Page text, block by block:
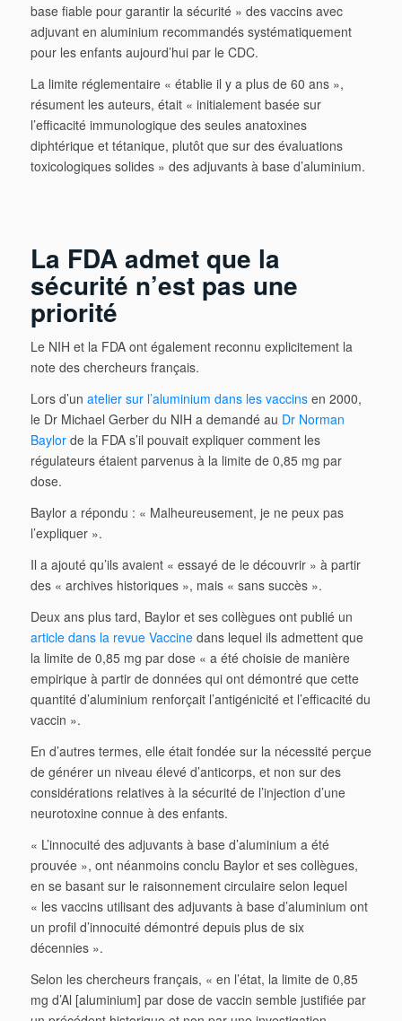
base fiable pour garantir la sécurité » des vaccins avec
adjuvant en aluminium recommandés systématiquement
pour les enfants aujourd’hui par le CDC.
La limite réglementaire « établie il y a plus de 60 ans »,
résument les auteurs, était « initialement basée sur
l’efficacité immunologique des seules anatoxines
diphtérique et tétanique, plutôt que sur des évaluations
toxicologiques solides » des adjuvants à base d’aluminium.
La FDA admet que la
sécurité n’est pas une
priorité
Le NIH et la FDA ont également reconnu explicitement la
note des chercheurs français.
Lors d’un atelier sur l’aluminium dans les vaccinsen 2000,
le Dr Michael Gerber du NIH a demandé au Dr Norman
Baylorde la FDA s’il pouvait expliquer comment les
régulateurs étaient parvenus à la limite de 0,85 mg par
dose.
Baylor a répondu : « Malheureusement, je ne peux pas
l’expliquer ».
Il a ajouté qu’ils avaient « essayé de le découvrir » à partir
des « archives historiques », mais « sans succès ».
Deux ans plus tard, Baylor et ses collègues ont publié un
article dans la revue Vaccinedans lequel ils admettent que
la limite de 0,85 mg par dose « a été choisie de manière
empirique à partir de données qui ont démontré que cette
quantité d’aluminium renforçait l’antigénicité et l’efficacité du
vaccin ».
En d’autres termes, elle était fondée sur la nécessité perçue
de générer un niveau élevé d’anticorps, et non sur des
considérations relatives à la sécurité de l’injection d’une
neurotoxine connue à des enfants.
« L’innocuité des adjuvants à base d’aluminium a été
prouvée », ont néanmoins conclu Baylor et ses collègues,
en se basant sur le raisonnement circulaire selon lequel
« les vaccins utilisant des adjuvants à base d’aluminium ont
un profil d’innocuité démontré depuis plus de six
décennies ».
Selon les chercheurs français, « en l’état, la limite de 0,85
mg d’Al [aluminium] par dose de vaccin semble justifiée par